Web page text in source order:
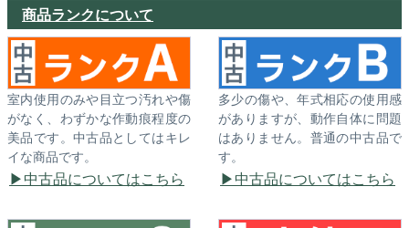
商品ランクについて
室内使用のみや目立つ汚れや傷
がなく、わずかな作動痕程度の
美品です。中古品としてはキレ
イな商品です。
中古品についてはこちら
多少の傷や、年式相応の使用感
がありますが、動作自体に問題
はありません。普通の中古品で
す。
中古品についてはこちら